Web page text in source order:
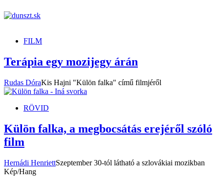
FILM
Terápia egy mozijegy árán
Rudas DóraKis Hajni "Külön falka" című filmjéről
RÖVID
Külön falka, a megbocsátás erejéről szóló
film
Hernádi HenriettSzeptember 30-tól látható a szlovákiai mozikban
Kép/Hang